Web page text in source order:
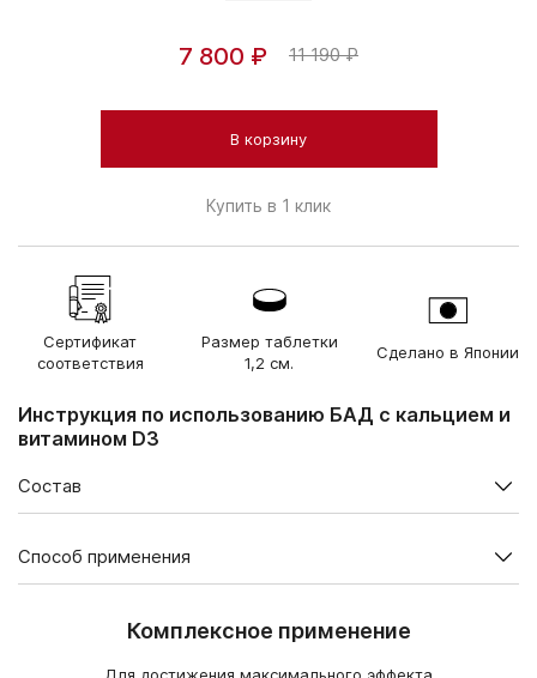
7 800 ₽ 11 190 ₽
В корзину
Купить в 1 клик
Сертификат
соответствия
Размер таблетки
1,2 см.
Сделано в Японии
Инструкция по использованию БАД с кальцием и
витамином D3
Состав
Кальций 802,56
0,015*
Способ применения
Взрослым по 6 таблеток в день во время еды.
Комплексное применение
Для достижения максимального эффекта